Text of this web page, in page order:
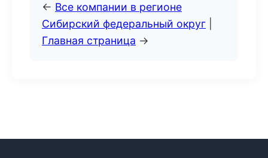
← Все компании в регионе
Сибирский федеральный округ
Главная страница →